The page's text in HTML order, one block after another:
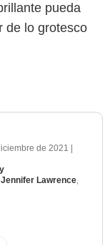
pueda
de lo grotesco
de 2021
Jennifer Lawrence,